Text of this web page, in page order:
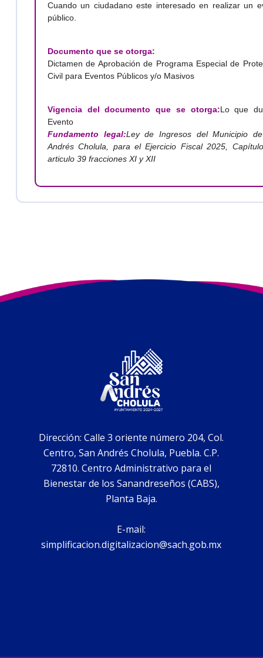
Cuando un ciudadano este interesado en realizar un
público.
Documento que se otorga:
Dictamen de Aprobación de Programa Especial de
Civil para Eventos Públicos y/o Masivos
Vigencia del documento que se otorga:Lo que
Evento
Fundamento legal:Ley de Ingresos del Municipio
Andrés Cholula, para el Ejercicio Fiscal 2025,
articulo 39 fracciones XI y XII
Dirección: Calle 3 oriente número 204, Col.
Centro, San Andrés Cholula, Puebla. C.P.
72810. Centro Administrativo para el
Bienestar de los Sanandreseños (CABS),
Planta Baja.
E-mail:
simplificacion.digitalizacion@sach.gob.mx